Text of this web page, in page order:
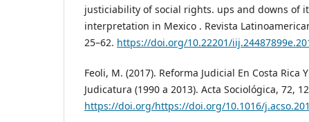
justiciability of social rights. ups and downs of
interpretation in Mexico . Revista
25–62. https://doi.org/10.22201/
Feoli, M. (2017). Reforma Judicial En Costa Rica
Judicatura (1990 a 2013). Acta Sociológica, 72,
https://doi.org/https://doi.org/10.1016/